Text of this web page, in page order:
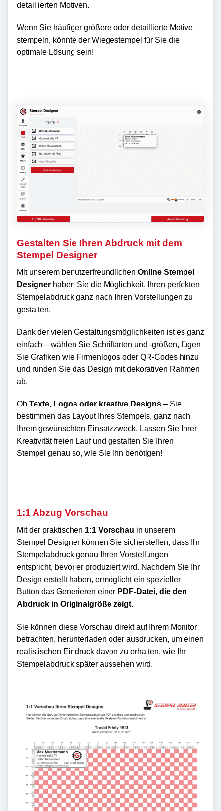
detaillierten Motiven.
Wenn Sie häufiger größere oder detaillierte Motive
stempeln, könnte der Wiegestempel für Sie die
optimale Lösung sein!
Gestalten Sie Ihren Abdruck mit dem
Stempel Designer
Mit unserem benutzerfreundlichen Online Stempel
Designer haben Sie die Möglichkeit, Ihren perfekten
Stempelabdruck ganz nach Ihren Vorstellungen zu
gestalten.
Dank der vielen Gestaltungsmöglichkeiten ist es ganz
einfach – wählen Sie Schriftarten und -größen, fügen
Sie Grafiken wie Firmenlogos oder QR-Codes hinzu
und runden Sie das Design mit dekorativen Rahmen
ab.
Ob Texte, Logos oder kreative Designs – Sie
bestimmen das Layout Ihres Stempels, ganz nach
Ihrem gewünschten Einsatzzweck. Lassen Sie Ihrer
Kreativität freien Lauf und gestalten Sie Ihren
Stempel genau so, wie Sie ihn benötigen!
1:1 Abzug Vorschau
Mit der praktischen 1:1 Vorschau in unserem
Stempel Designer können Sie sicherstellen, dass Ihr
Stempelabdruck genau Ihren Vorstellungen
entspricht, bevor er produziert wird. Nachdem Sie Ihr
Design erstellt haben, ermöglicht ein spezieller
Button das Generieren einer PDF-Datei, die den
Abdruck in Originalgröße zeigt.
Sie können diese Vorschau direkt auf Ihrem Monitor
betrachten, herunterladen oder ausdrucken, um einen
realistischen Eindruck davon zu erhalten, wie Ihr
Stempelabdruck später aussehen wird.